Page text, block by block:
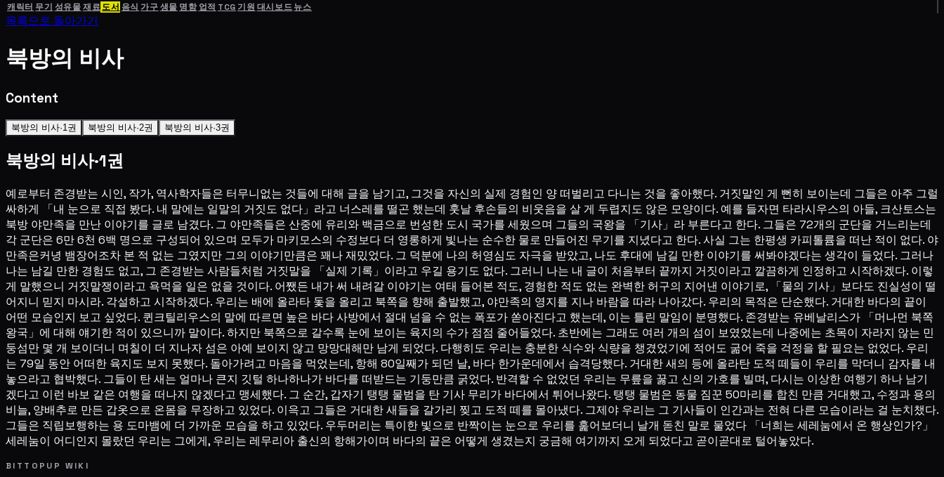
캐릭터 무기 성유물재료도서 음식 가구생물 명함 업적 TCG기원 대시보드뉴스
목록으로 돌아가기
북방의 비사
Content
북방의 비사·1권 북방의 비사·2권 북방의 비사·3권
북방의 비사·1권
예로부터 존경받는 시인, 작가, 역사학자들은 터무니없는 것들에 대해 글을 남기고, 그것을 자신의 실제 경험인 양 떠벌리고 다니는 것을 좋아했다. 거짓말인 게 뻔히 보이는데 그들은 아주 그럴
싸하게 「내 눈으로 직접 봤다. 내 말에는 일말의 거짓도 없다」라고 너스레를 떨곤 했는데 훗날 후손들의 비웃음을 살 게 두렵지도 않은 모양이다. 예를 들자면 타라시우스의 아들, 크산토스는
북방 야만족을 만난 이야기를 글로 남겼다. 그 야만족들은 산중에 유리와 백금으로 번성한 도시 국가를 세웠으며 그들의 국왕을 「기사」라 부른다고 한다. 그들은 72개의 군단을 거느리는데
각 군단은 6만 6천 6백 명으로 구성되어 있으며 모두가 마키모스의 수정보다 더 영롱하게 빛나는 순수한 물로 만들어진 무기를 지녔다고 한다. 사실 그는 한평생 카피톨륨을 떠난 적이 없다. 야
만족은커녕 뱀장어조차 본 적 없는 그였지만 그의 이야기만큼은 꽤나 재밌었다. 그 덕분에 나의 허영심도 자극을 받았고, 나도 후대에 남길 만한 이야기를 써봐야겠다는 생각이 들었다. 그러나
나는 남길 만한 경험도 없고, 그 존경받는 사람들처럼 거짓말을 「실제 기록」이라고 우길 용기도 없다. 그러니 나는 내 글이 처음부터 끝까지 거짓이라고 깔끔하게 인정하고 시작하겠다. 이렇
게 말했으니 거짓말쟁이라고 욕먹을 일은 없을 것이다. 어쨌든 내가 써 내려갈 이야기는 여태 들어본 적도, 경험한 적도 없는 완벽한 허구의 지어낸 이야기로, 「물의 기사」보다도 진실성이 떨
어지니 믿지 마시라. 각설하고 시작하겠다. 우리는 배에 올라타 돛을 올리고 북쪽을 향해 출발했고, 야만족의 영지를 지나 바람을 따라 나아갔다. 우리의 목적은 단순했다. 거대한 바다의 끝이
어떤 모습인지 보고 싶었다. 퀸크틸리우스의 말에 따르면 높은 바다 사방에서 절대 넘을 수 없는 폭포가 쏟아진다고 했는데, 이는 틀린 말임이 분명했다. 존경받는 유베날리스가 「머나먼 북쪽
왕국」에 대해 얘기한 적이 있으니까 말이다. 하지만 북쪽으로 갈수록 눈에 보이는 육지의 수가 점점 줄어들었다. 초반에는 그래도 여러 개의 섬이 보였었는데 나중에는 초목이 자라지 않는 민
둥섬만 몇 개 보이더니 며칠이 더 지나자 섬은 아예 보이지 않고 망망대해만 남게 되었다. 다행히도 우리는 충분한 식수와 식량을 챙겼었기에 적어도 굶어 죽을 걱정을 할 필요는 없었다. 우리
는 79일 동안 어떠한 육지도 보지 못했다. 돌아가려고 마음을 먹었는데, 항해 80일째가 되던 날, 바다 한가운데에서 습격당했다. 거대한 새의 등에 올라탄 도적 떼들이 우리를 막더니 감자를 내
놓으라고 협박했다. 그들이 탄 새는 얼마나 큰지 깃털 하나하나가 바다를 떠받드는 기둥만큼 굵었다. 반격할 수 없었던 우리는 무릎을 꿇고 신의 가호를 빌며, 다시는 이상한 여행기 하나 남기
겠다고 이런 바보 같은 여행을 떠나지 않겠다고 맹세했다. 그 순간, 갑자기 탱탱 물범을 탄 기사 무리가 바다에서 튀어나왔다. 탱탱 물범은 동물 짐꾼 50마리를 합친 만큼 거대했고, 수정과 용의
비늘, 양배추로 만든 갑옷으로 온몸을 무장하고 있었다. 이윽고 그들은 거대한 새들을 갈가리 찢고 도적 떼를 몰아냈다. 그제야 우리는 그 기사들이 인간과는 전혀 다른 모습이라는 걸 눈치챘다.
그들은 직립보행하는 용 도마뱀에 더 가까운 모습을 하고 있었다. 우두머리는 특이한 빛으로 반짝이는 눈으로 우리를 훑어보더니 날개 돋친 말로 물었다 「너희는 세레눔에서 온 행상인가?」
세레눔이 어디인지 몰랐던 우리는 그에게, 우리는 레무리아 출신의 항해가이며 바다의 끝은 어떻게 생겼는지 궁금해 여기까지 오게 되었다고 곧이곧대로 털어놓았다.
BITTOPUP WIKI